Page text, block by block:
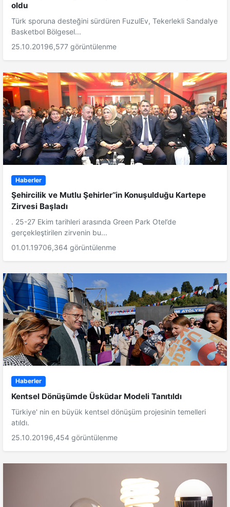
oldu
Türk sporuna desteğini sürdüren FuzulEv, Tekerlekli Sandalye
Basketbol Bölgesel...
25.10.20196,577 görüntülenme
Haberler
Şehircilik ve Mutlu Şehirler’’in Konuşulduğu Kartepe
Zirvesi Başladı
. 25-27 Ekim tarihleri arasında Green Park Otel’de
gerçekleştirilen zirvenin bu...
01.01.19706,364 görüntülenme
Haberler
Kentsel Dönüşümde Üsküdar Modeli Tanıtıldı
Türkiye' nin en büyük kentsel dönüşüm projesinin temelleri
atıldı.
25.10.20196,454 görüntülenme